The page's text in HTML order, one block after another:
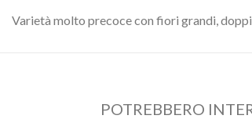
Varietà molto precoce con fiori grandi,
POTREBBERO